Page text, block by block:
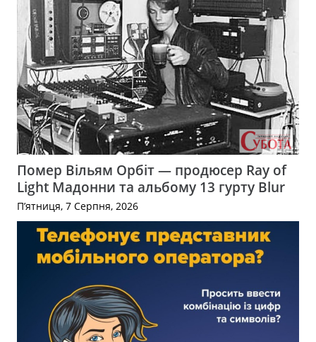
Помер Вільям Орбіт — продюсер Ray of
Light Мадонни та альбому 13 гурту Blur
П’ятниця, 7 Серпня, 2026